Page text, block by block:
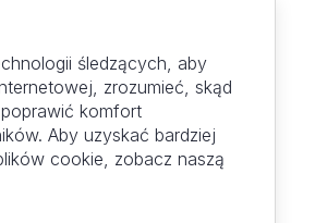
śledzących, aby
zrozumieć, skąd
komfort
Aby uzyskać bardziej
cookie, zobacz naszą